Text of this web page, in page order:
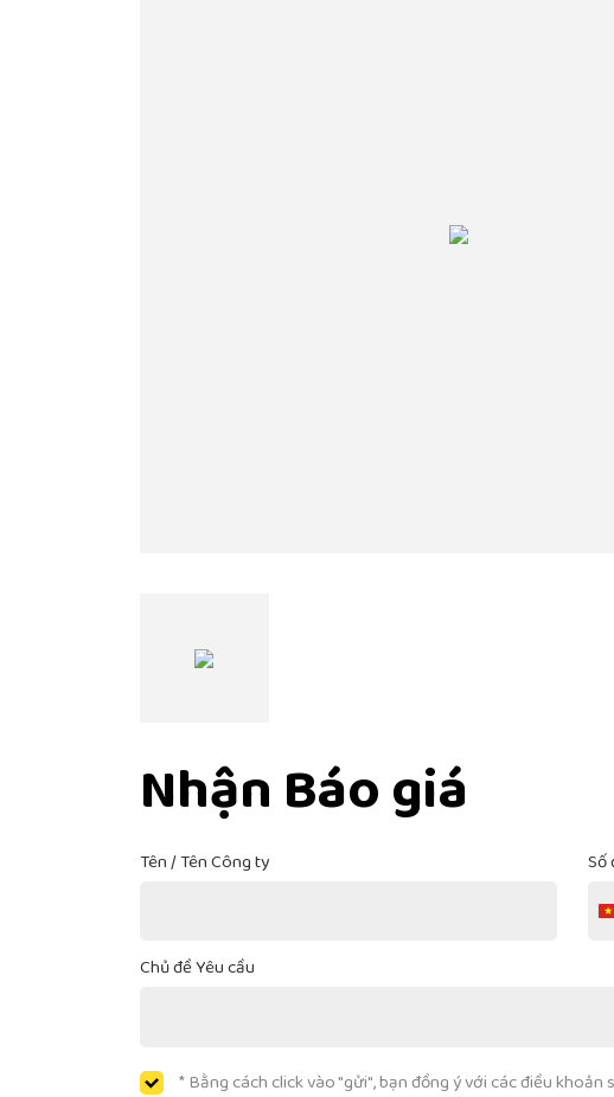
Nhận Báo giá
Tên / Tên Công ty Số
Chủ đề Yêu cầu
* Bằng cách click vào "gửi", bạn đồng ý với các điều khoản